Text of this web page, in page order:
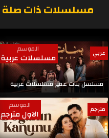
مسلسلات ذات صلة
عربي الموسم
مسلسلات عربية
مسلسل بنات عمير مسلسلات عربية
مترجم الموسم
الاول مترجم